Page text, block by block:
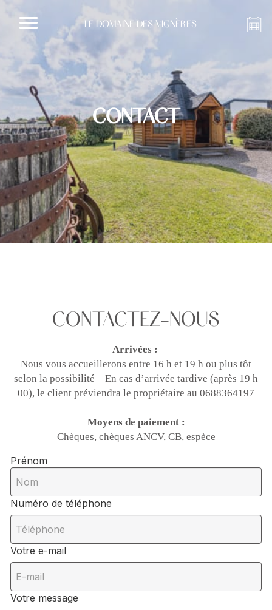
LE DOMAINE DES VIGNÈRES
CONTACT
CONTACTEZ-NOUS
Arrivées :
Nous vous accueillerons entre 16 h et 19 h ou plus tôt
selon la possibilité – En cas d’arrivée tardive (après 19 h
00), le client préviendra le propriétaire au 0688364197
Moyens de paiement :
Chèques, chèques ANCV, CB, espèce
Prénom
Numéro de téléphone
Votre e-mail
Votre message